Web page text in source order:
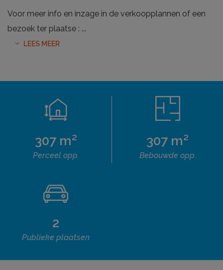
Voor meer info en inzage in de verkoopplannen of een
bezoek ter plaatse : ...
LEES MEER
307 m²
Perceel opp.
307 m²
Bebouwde opp.
2
Publieke plaatsen